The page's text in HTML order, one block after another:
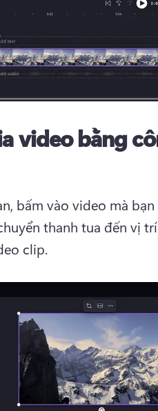
video bằng
bấm vào video mà
thanh tua đến vị
clip.